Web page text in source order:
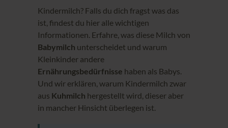
Kindermilch? Falls du dich fragst was das
ist, findest du hier alle wichtigen
Informationen. Erfahre, was diese Milch von
Babymilch unterscheidet und warum
Kleinkinder andere
Ernährungsbedürfnisse haben als Babys.
Und wir erklären, warum Kindermilch zwar
aus Kuhmilch hergestellt wird, dieser aber
in mancher Hinsicht überlegen ist.